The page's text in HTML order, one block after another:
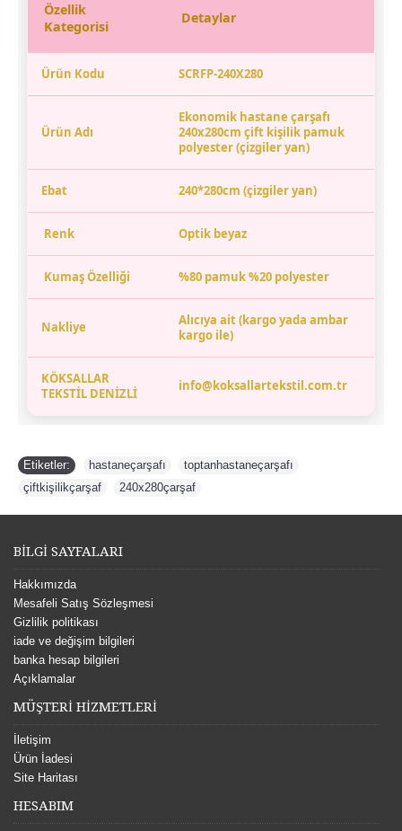
Özellik
Kategorisi
Detaylar
Ürün Kodu SCRFP-240X280
Ürün Adı
Ekonomik hastane çarşafı
240x280cm çift kişilik pamuk
polyester(çizgiler yan)
Ebat 240*280cm (çizgiler yan)
Renk Optik beyaz
Kumaş Özelliği %80 pamuk %20 polyester
Nakliye
Alıcıya ait (kargo yada ambar
kargo ile)
KÖKSALLAR
TEKSTİL DENİZLİ
info@koksallartekstil.com.tr
Etiketler: hastaneçarşafı toptanhastaneçarşafı
çiftkişilikçarşaf
240x280çarşaf
BİLGİ SAYFALARI
Hakkımızda
Mesafeli Satış Sözleşmesi
Gizlilik politikası
iade ve değişim bilgileri
banka hesap bilgileri
Açıklamalar
MÜŞTERİ HİZMETLERİ
İletişim
Ürün İadesi
Site Haritası
HESABIM